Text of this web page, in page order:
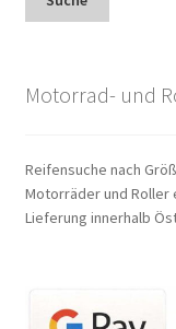
Motorrad- und
Reifensuche nach
Motorräder und Roller
Lieferung innerhalb